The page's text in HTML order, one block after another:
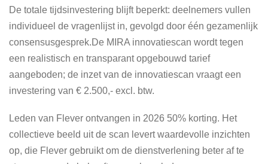
De totale tijdsinvestering blijft beperkt: deelnemers vullen
individueel de vragenlijst in, gevolgd door één gezamenlijk
consensusgesprek.De MIRA innovatiescan wordt tegen
een realistisch en transparant opgebouwd tarief
aangeboden; de inzet van de innovatiescan vraagt een
investering van € 2.500,- excl. btw.
Leden van Flever ontvangen in 2026 50% korting. Het
collectieve beeld uit de scan levert waardevolle inzichten
op, die Flever gebruikt om de dienstverlening beter af te